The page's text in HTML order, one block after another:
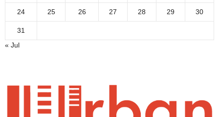
24 25 26 27 28 29 30
31
« Jul